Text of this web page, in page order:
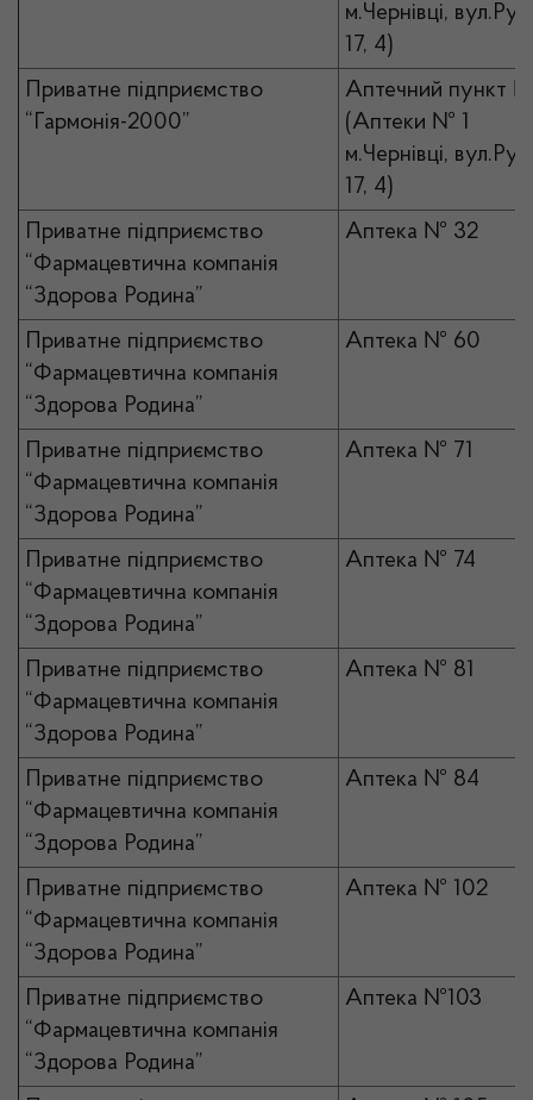
м.Чернівці,
17, 4)
Приватне підприємство
“Гармонія-2000”
Аптечний пункт
(Аптеки № 1
м.Чернівці,
17, 4)
Приватне підприємство
“Фармацевтична компанія
“Здорова Родина”
Аптека № 32
Приватне підприємство
“Фармацевтична компанія
“Здорова Родина”
Аптека № 60
Приватне підприємство
“Фармацевтична компанія
“Здорова Родина”
Аптека № 71
Приватне підприємство
“Фармацевтична компанія
“Здорова Родина”
Аптека № 74
Приватне підприємство
“Фармацевтична компанія
“Здорова Родина”
Аптека № 81
Приватне підприємство
“Фармацевтична компанія
“Здорова Родина”
Аптека № 84
Приватне підприємство
“Фармацевтична компанія
“Здорова Родина”
Аптека № 102
Приватне підприємство
“Фармацевтична компанія
“Здорова Родина”
Аптека №103